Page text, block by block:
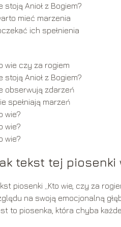
stoją Anioł z Bogiem?
mieć marzenia
ich spełnienia
wie czy za rogiem
stoją Anioł z Bogiem?
obserwują zdarzeń
spełniają marzeń
wie?
wie?
wie?
tekst tej piosenki
piosenki „Kto wie, czy za
na swoją emocjonalną
to piosenka, która chyba